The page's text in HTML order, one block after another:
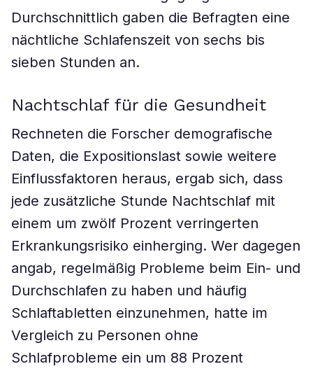
Durchschnittlich gaben die Befragten eine
nächtliche Schlafenszeit von sechs bis
sieben Stunden an.
Nachtschlaf für die Gesundheit
Rechneten die Forscher demografische
Daten, die Expositionslast sowie weitere
Einflussfaktoren heraus, ergab sich, dass
jede zusätzliche Stunde Nachtschlaf mit
einem um zwölf Prozent verringerten
Erkrankungsrisiko einherging. Wer dagegen
angab, regelmäßig Probleme beim Ein- und
Durchschlafen zu haben und häufig
Schlaftabletten einzunehmen, hatte im
Vergleich zu Personen ohne
Schlafprobleme ein um 88 Prozent